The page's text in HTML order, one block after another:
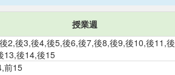
授業週
2,後3,後4,後5,後6,後7,後8,後9,後10,後11,後
13,後14,後15
前15